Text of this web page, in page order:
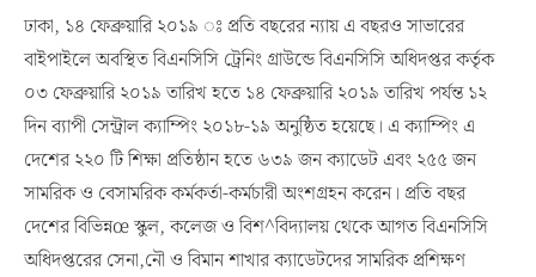
ঢাকা, ১৪ ফেব্রুয়ারি ২০১৯ ঃ প্রতি বছরের ন্যায় এ বছরও সাভারের
বাইপাইলে অবস্থিত বিএনসিসি ট্রেনিং গ্রাউন্ডে বিএনসিসি অধিদপ্তর কর্তৃক
০৩ ফেব্রুয়ারি ২০১৯ তারিখ হতে ১৪ ফেব্রুয়ারি ২০১৯ তারিখ পর্যন্ত ১২
দিন ব্যাপী সেন্ট্রাল ক্যাম্পিং ২০১৮-১৯ অনুষ্ঠিত হয়েছে। এ ক্যাম্পিং এ
দেশের ২২০ টি শিক্ষা প্রতিষ্ঠান হতে ৬৩৯ জন ক্যাডেট এবং ২৫৫ জন
সামরিক ও বেসামরিক কর্মকর্তা-কর্মচারী অংশগ্রহন করেন। প্রতি বছর
দেশের বিভিন্নœ স্কুল, কলেজ ও বিশ^বিদ্যালয় থেকে আগত বিএনসিসি
অধিদপ্তরের সেনা,নৌ ও বিমান শাখার ক্যাডেটদের সামরিক প্রশিক্ষণ